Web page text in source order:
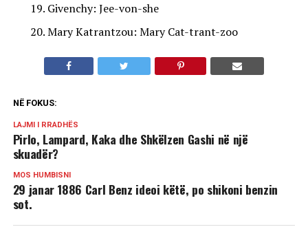
Givenchy: Jee-von-she
Mary Katrantzou: Mary Cat-trant-zoo
NË FOKUS:
LAJMI I RRADHËS
Pirlo, Lampard, Kaka dhe Shkëlzen Gashi në një
skuadër?
MOS HUMBISNI
29 janar 1886 Carl Benz ideoi këtë, po shikoni benzin
sot.